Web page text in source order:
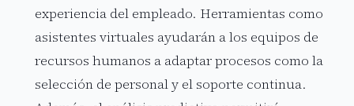
experiencia del empleado. Herramientas como
asistentes virtuales ayudarán a los equipos de
recursos humanos a adaptar procesos como la
selección de personal y el soporte continua.